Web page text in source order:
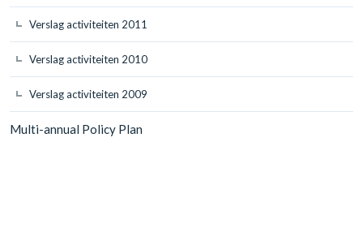
Verslag activiteiten 2011
Verslag activiteiten 2010
Verslag activiteiten 2009
Multi-annual Policy Plan